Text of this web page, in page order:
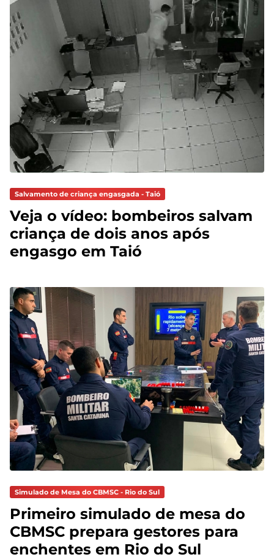
Salvamento de criança engasgada - Taió
Veja o vídeo: bombeiros salvam
criança de dois anos após
engasgo em Taió
Simulado de Mesa do CBMSC - Rio do Sul
Primeiro simulado de mesa do
CBMSC prepara gestores para
enchentes em Rio do Sul